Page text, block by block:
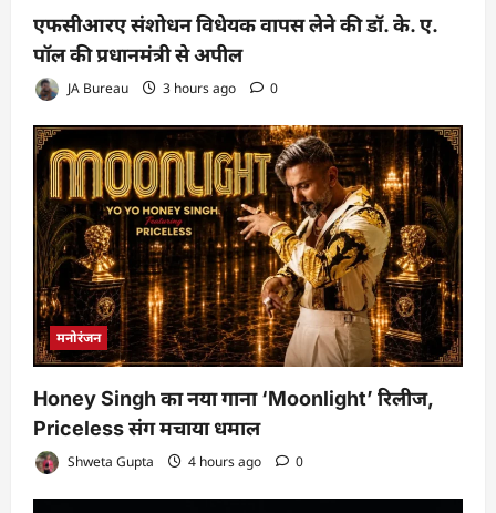
एफसीआरए संशोधन विधेयक वापस लेने की डॉ. के. ए.
पॉल की प्रधानमंत्री से अपील
JA Bureau 3 hours ago 0
मनोरंजन
Honey Singh का नया गाना ‘Moonlight’ रिलीज,
Priceless संग मचाया धमाल
Shweta Gupta 4 hours ago 0